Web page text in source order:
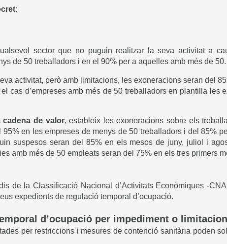
sector que no puguin realitzar la seva activitat a
de 50 treballadors i en el 90% per a aquelles amb més de 50.
activitat, però amb limitacions, les exoneracions seran del
cas d’empreses amb més de 50 treballadors en plantilla les
cadena de valor, estableix les exoneracions sobre els
en les empreses de menys de 50 treballadors i del 85%
suspesos seran del 85% en els mesos de juny, juliol i
amb més de 50 empleats seran del 75% en els tres primers
de la Classificació Nacional d’Activitats Econòmiques -
expedients de regulació temporal d’ocupació.
d’ocupació per impediment o
per restriccions i mesures de contenció sanitària poden